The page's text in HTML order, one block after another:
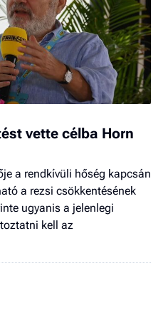
vette célba Horn
a rendkívüli hőség kapcsán
a rezsi csökkentésének
ugyanis a jelenlegi
kell az